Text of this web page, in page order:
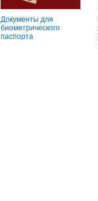
Документы для
биометрического
паспорта